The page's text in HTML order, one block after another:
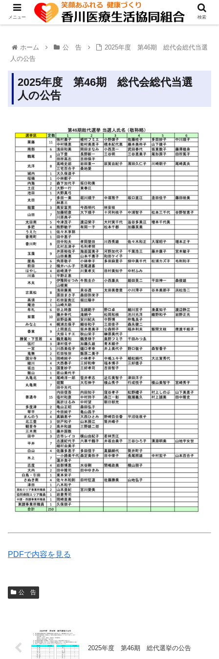
ホーム 公 告
2025年度 第46期 総代会総代当選
人の公告
2025年度 第46期 総代会総代当選
人の公告
PDFで内容を見る
公 告
2025年度 第46期 総代選挙の公告
メニュー 検索